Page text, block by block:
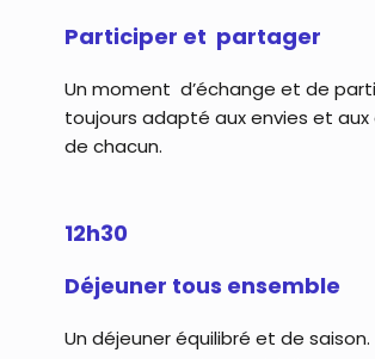
Participer et partager
Un moment d’échange et de
toujours adapté aux envies et
de chacun.
12h30
Déjeuner tous ensemble
Un déjeuner équilibré et de saison.